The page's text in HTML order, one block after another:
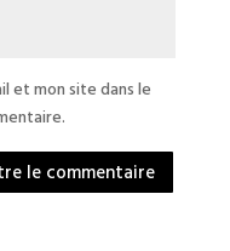
et mon site dans le
le commentaire